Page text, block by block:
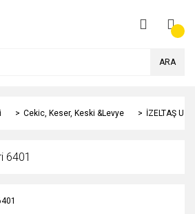
ARA
Cekic, Keser, Keski &Levye İZELTAŞ
6401